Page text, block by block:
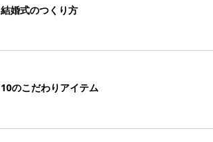
結婚式のつくり方
10のこだわりアイテム